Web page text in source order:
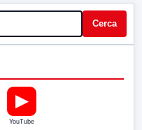
Cerca
▶
YouTube